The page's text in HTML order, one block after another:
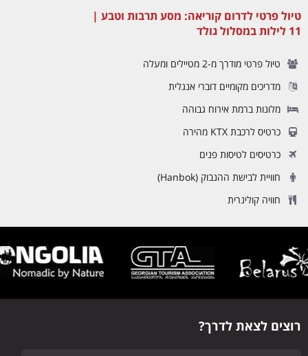
טיול פרטי לדרום קוריאה: מסע תרבות וטבע |
11 לילות במסלול גולד
טיול פרטי מודרך מ-2 מטיילים ומעלה
מדריכים מקומיים דוברי אנגלית
מלונות ברמת אירוח גבוהה
כרטיס לרכבת KTX מהירה
כרטיסים לטיסות פנים
חוויית לבישת ההנבוק (Hanbok)
חוויה קולינרית
רוצים לצאת לדרך?